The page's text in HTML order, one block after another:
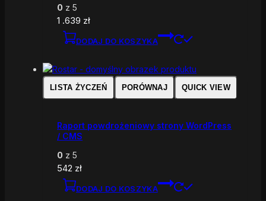
0 z 5
1 .639 zł
DODAJ DO KOSZYKA
LISTA ŻYCZEŃ PORÓWNAJ QUICK VIEW
Raport powdrożeniowy strony WordPress
/ CMS
0 z 5
542 zł
DODAJ DO KOSZYKA